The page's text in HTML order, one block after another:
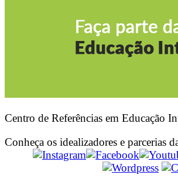
Centro de Referências em Educação
Conheça os idealizadores e parcerias